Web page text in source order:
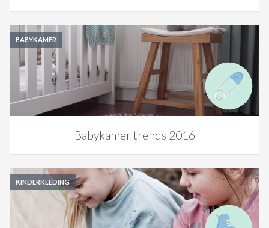
BABYKAMER
Babykamer trends 2016
KINDERKLEDING